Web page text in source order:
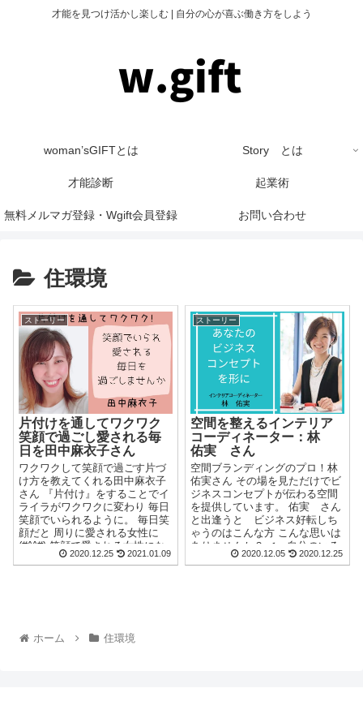
才能を見つけ活かし楽しむ | 自分の心が喜ぶ働き方をしよう
woman’sGIFTとは Story とは
才能診断 起業術
無料メルマガ登録・Wgift会員登録 お問い合わせ
住環境
ストーリー
片付けを通してワクワク
笑顔で過ごし愛される毎
日を田中麻衣子さん
ワクワクして笑顔で過ごす片づ
け方を教えてくれる田中麻衣子
さん 『片付け』をすることでイ
ライラがワクワクに変わり 毎日
笑顔でいられるように。 毎日笑
顔だと 周りに愛される女性に
(#^^#) 笑顔で愛される女性にな
るサポートをしています。 ...
2020.12.25 2021.01.09
ストーリー
空間を整えるインテリア
コーディネーター：林
佑実 さん
空間ブランディングのプロ！林
佑実さん その場を見ただけでビ
ジネスコンセプトが伝わる空間
を提供しています。 佑実 さん
と出逢うと ビジネス好転しち
ゃうのはこんな方 こんな思いは
ありませんか？ ✔ 自分のいる
空間の居心地が悪い。&...
2020.12.05 2020.12.25
ホーム 住環境